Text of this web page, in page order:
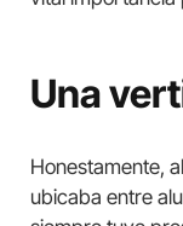
Una
Honestamente,
ubicaba entre